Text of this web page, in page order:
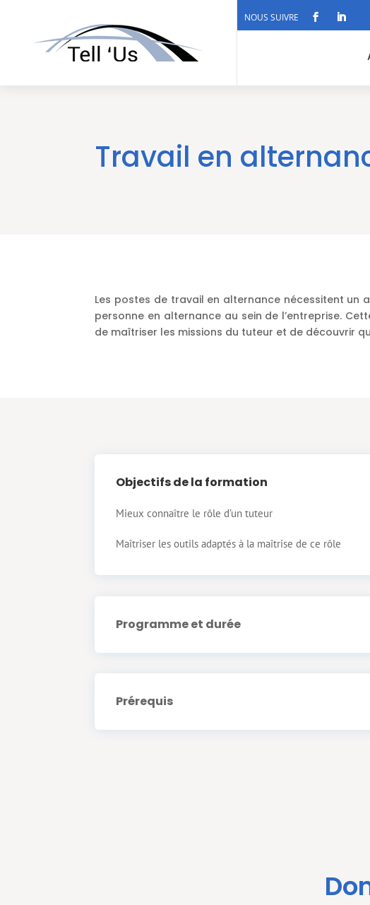
NOUS SUIVRE
Travail en
Les postes de travail en alternance nécessitent
personne en alternance au sein de l’entreprise.
de maîtriser les missions du tuteur et de découvrir
Objectifs de la formation
Mieux connaître le rôle d’un tuteur
Maîtriser les outils adaptés à la maîtrise de ce rôle
Programme et durée
Prérequis